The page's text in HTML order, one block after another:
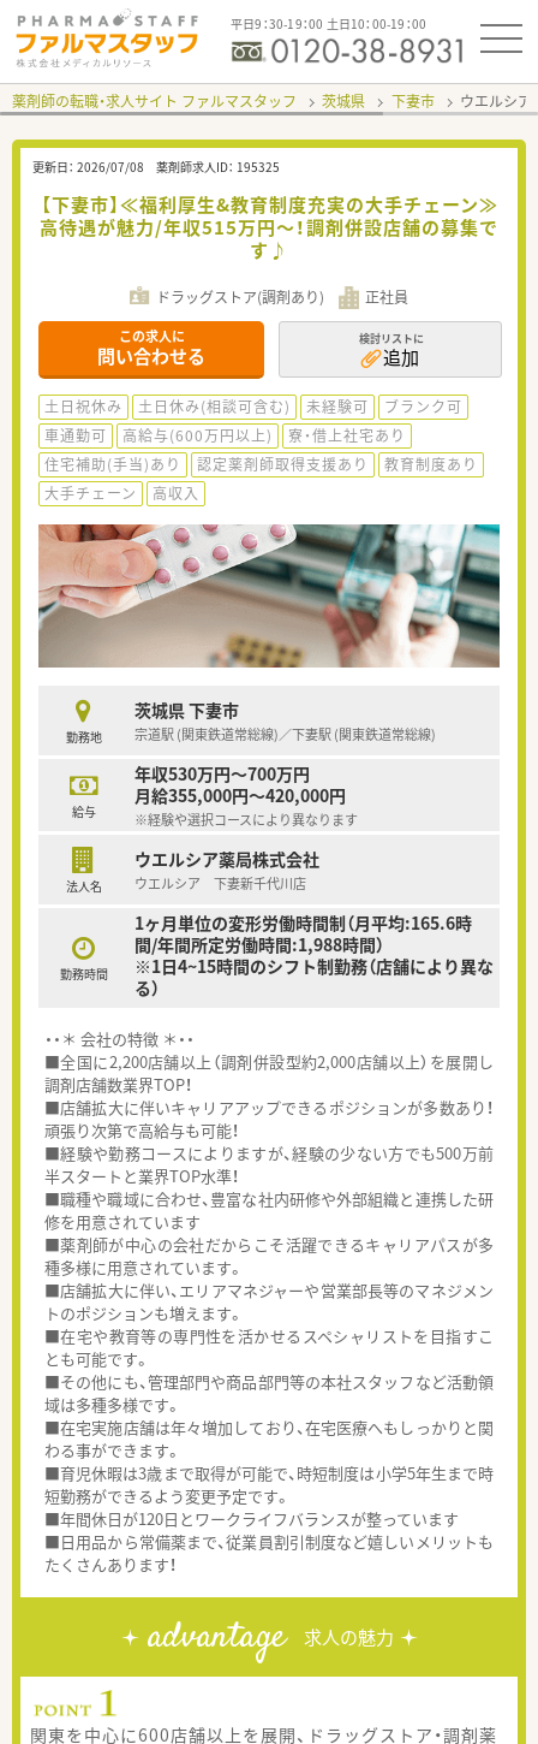
平日9：30-19：00 土日10：00-19：00
薬剤師の転職・求人サイト ファルマスタッフ 茨城県 下妻市 ウエルシ
更新日： 2026/07/08 薬剤師求人ID： 195325
【下妻市】≪福利厚生&教育制度充実の大手チェーン≫
高待遇が魅力/年収515万円～！調剤併設店舗の募集で
す♪
ドラッグストア(調剤あり) 正社員
この求人に
問い合わせる
検討リストに
追加
土日祝休み 土日休み(相談可含む) 未経験可
ブランク可
車通勤可
高給与(600万円以上)
寮・借上社宅あり
住宅補助(手当)あり
認定薬剤師取得支援あり
教育制度あり
大手チェーン
高収入
勤務地
茨城県 下妻市
宗道駅 (関東鉄道常総線)／下妻駅 (関東鉄道常総線)
給与
年収530万円～700万円
月給355,000円～420,000円
※経験や選択コースにより異なります
法人名
ウエルシア薬局株式会社
ウエルシア 下妻新千代川店
勤務時間
1ヶ月単位の変形労働時間制（月平均:165.6時
間/年間所定労働時間:1,988時間）
※1日4~15時間のシフト制勤務（店舗により異な
る）
・・＊ 会社の特徴 ＊・・
■全国に2,200店舗以上（調剤併設型約2,000店舗以上）を展開し
調剤店舗数業界TOP！
■店舗拡大に伴いキャリアアップできるポジションが多数あり！
頑張り次第で高給与も可能！
■経験や勤務コースによりますが、経験の少ない方でも500万前
半スタートと業界TOP水準！
■職種や職域に合わせ、豊富な社内研修や外部組織と連携した研
修を用意されています
■薬剤師が中心の会社だからこそ活躍できるキャリアパスが多
種多様に用意されています。
■店舗拡大に伴い、エリアマネジャーや営業部長等のマネジメン
トのポジションも増えます。
■在宅や教育等の専門性を活かせるスペシャリストを目指すこ
とも可能です。
■その他にも、管理部門や商品部門等の本社スタッフなど活動領
域は多種多様です。
■在宅実施店舗は年々増加しており、在宅医療へもしっかりと関
わる事ができます。
■育児休暇は3歳まで取得が可能で、時短制度は小学5年生まで時
短勤務ができるよう変更予定です。
■年間休日が120日とワークライフバランスが整っています
■日用品から常備薬まで、従業員割引制度など嬉しいメリットも
たくさんあります！
advantage 求人の魅力
関東を中心に600店舗以上を展開、ドラッグストア・調剤薬